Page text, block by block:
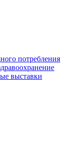
потребления
выставки